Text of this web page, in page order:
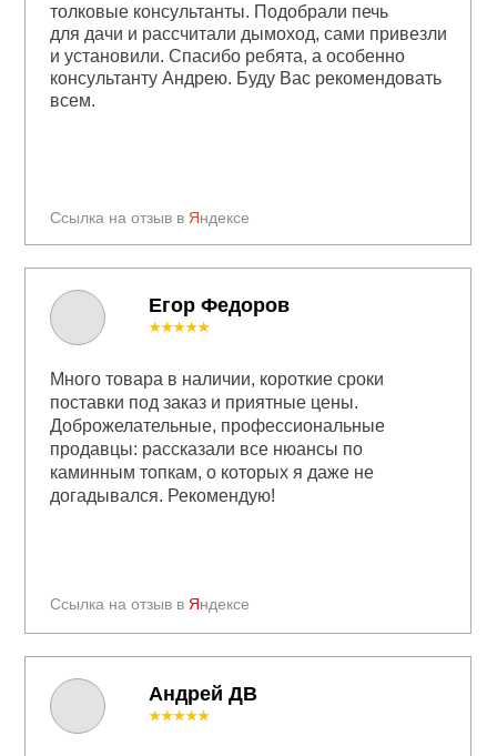
Ссылка на отзыв в Яндексе
толковые консультанты. Подобрали печь
для дачи и рассчитали дымоход, сами привезли
и установили. Спасибо ребята, а особенно
консультанту Андрею. Буду Вас рекомендовать
всем.
Егор Федоров
Ссылка на отзыв в Яндексе
★★★★★
Много товара в наличии, короткие сроки
поставки под заказ и приятные цены.
Доброжелательные, профессиональные
продавцы: рассказали все нюансы по
каминным топкам, о которых я даже не
догадывался. Рекомендую!
Андрей ДВ
★★★★★